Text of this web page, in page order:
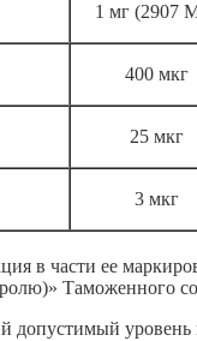
1 мг (2907
400 мкг
25 мкг
3 мкг
в части ее
Таможенного
допустимый уровень